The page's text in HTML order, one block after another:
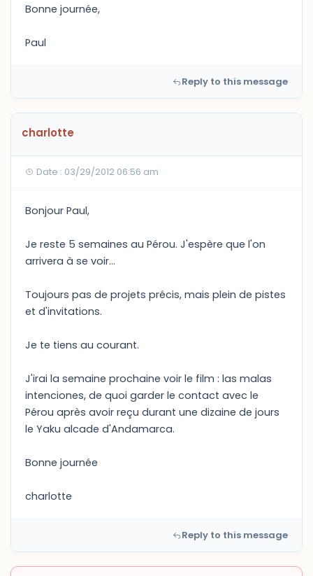
Bonne journée,
Paul
Reply to this message
charlotte
Date : 03/29/2012 06:56 am
Bonjour Paul,
Je reste 5 semaines au Pérou. J'espère que l'on
arrivera à se voir...
Toujours pas de projets précis, mais plein de pistes
et d'invitations.
Je te tiens au courant.
J'irai la semaine prochaine voir le film : las malas
intenciones, de quoi garder le contact avec le
Pérou après avoir reçu durant une dizaine de jours
le Yaku alcade d'Andamarca.
Bonne journée
charlotte
Reply to this message